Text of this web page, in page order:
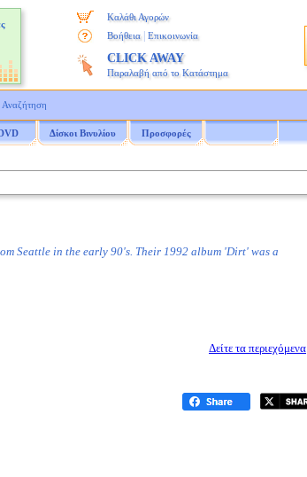
Καλάθι Αγορών
Βοήθεια
Επικοινωνία
CLICK AWAY
Παραλαβή από το Κατάστημα
Αναζήτηση
DVD Δίσκοι Βινυλίου Προσφορές
Seattle in the early 90's. Their 1992 album 'Dirt' was a
Δείτε τα περιεχόμενα